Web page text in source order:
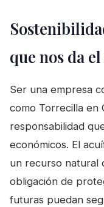
que nos da
Ser una empresa
como Torrecilla en
responsabilidad
económicos. El
un recurso natural
obligación de
futuras puedan